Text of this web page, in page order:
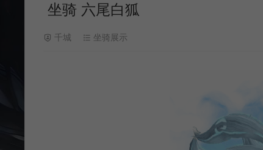
坐骑 六尾白狐
千城 坐骑展示